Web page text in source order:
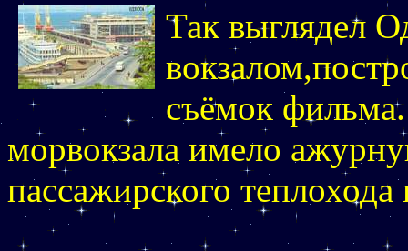
Так выглядел
съёмок
морвокзала имело
пассажирского